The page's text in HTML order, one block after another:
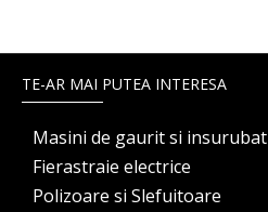
TE-AR MAI PUTEA INTERESA
Masini de gaurit si insurubat
Fierastraie electrice
Polizoare si Slefuitoare